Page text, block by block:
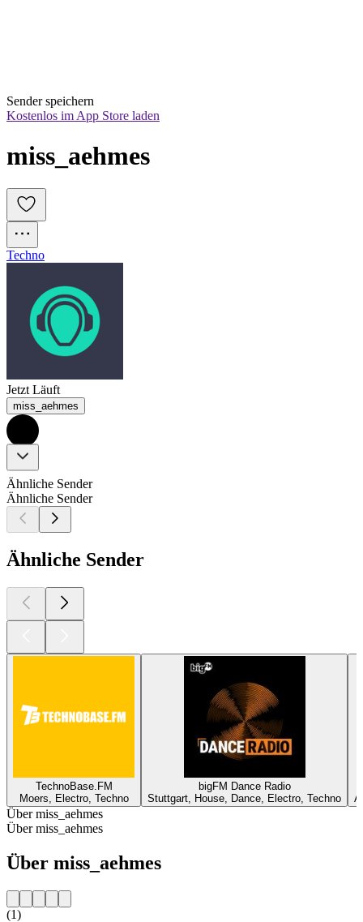
Sender speichern
Kostenlos im App Store laden
miss_aehmes
Techno
Jetzt Läuft
miss_aehmes
Ähnliche Sender
Ähnliche Sender
Ähnliche Sender
TechnoBase.FM
Moers, Electro, Techno
bigFM Dance Radio
Stuttgart, House, Dance, Electro, Techno
Über miss_aehmes
Über miss_aehmes
Über miss_aehmes
(1)